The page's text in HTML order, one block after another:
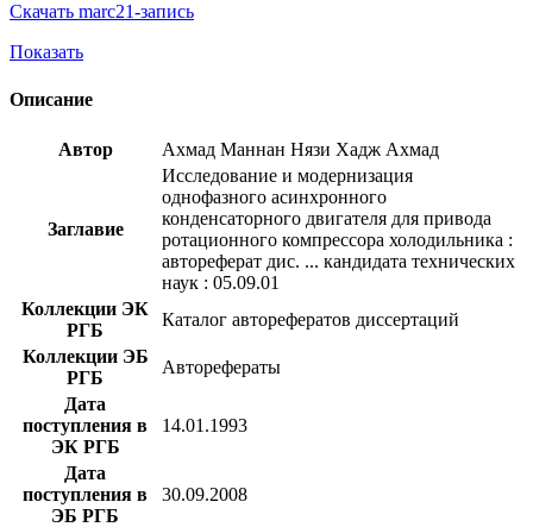
Скачать marc21-запись
Показать
Описание
Автор Ахмад Маннан Нязи Хадж Ахмад
Заглавие
Исследование и модернизация
однофазного асинхронного
конденсаторного двигателя для привода
ротационного компрессора холодильника :
автореферат дис. ... кандидата технических
наук : 05.09.01
Коллекции ЭК
РГБ
Каталог авторефератов диссертаций
Коллекции ЭБ
РГБ
Авторефераты
Дата
поступления в
ЭК РГБ
14.01.1993
Дата
поступления в
ЭБ РГБ
30.09.2008